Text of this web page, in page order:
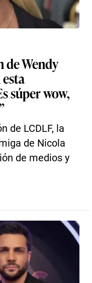
de Wendy
súper wow,
de LCDLF, la
de Nicola
de medios y